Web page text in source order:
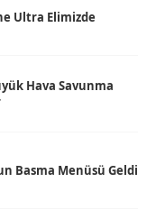
Ultra Elimizde
Hava Savunma
Basma Menüsü Geldi